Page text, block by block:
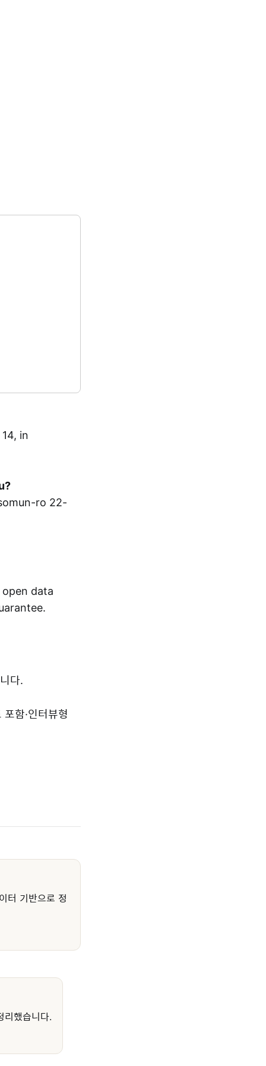
in
ro 22-
data
다.
함·인터뷰형
터 기반으로 정
리했습니다.